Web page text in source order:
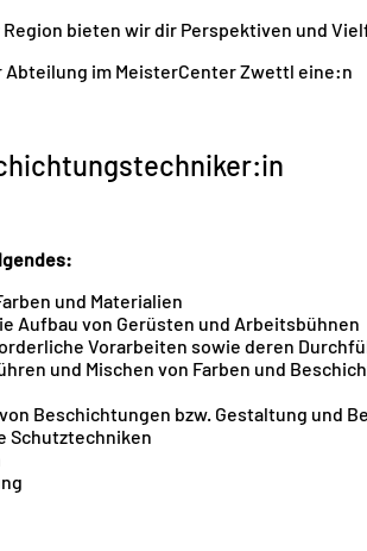
bieten wir dir Perspektiven und
Abteilung im MeisterCenter Zwettl eine:n
und Materialien
Aufbau von Gerüsten und Arbeitsbühnen
Vorarbeiten sowie deren
und Mischen von Farben und
Beschichtungen bzw. Gestaltung und
Schutztechniken